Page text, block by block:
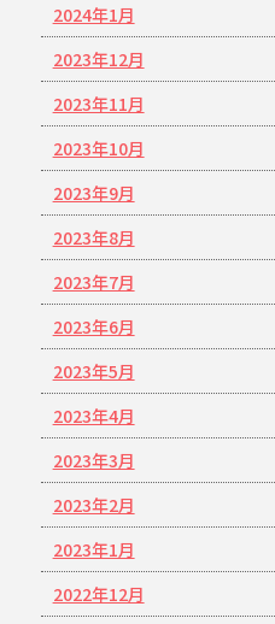
2024年1月
2023年12月
2023年11月
2023年10月
2023年9月
2023年8月
2023年7月
2023年6月
2023年5月
2023年4月
2023年3月
2023年2月
2023年1月
2022年12月